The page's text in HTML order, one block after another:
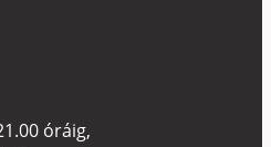
óráig,